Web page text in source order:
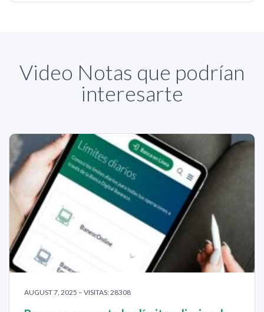
Video Notas que podrían
interesarte
AUGUST 7, 2025 – VISITAS: 28308